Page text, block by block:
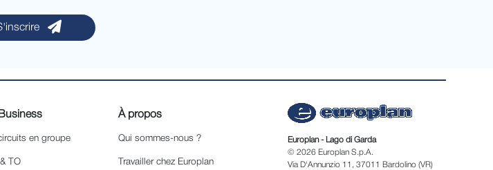
en groupe
TO
À propos
Qui sommes-nous ?
Travailler chez Europlan
Europlan - Lago di Garda
© 2026 Europlan S.p.A.
Via D'Annunzio 11, 37011 Bardolino (VR)